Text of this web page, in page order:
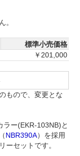
。
標準小売価格
￥201,000
もので、変更とな
ラー(EKR-103NB)と
NBR390A）を採用
ーセットです。